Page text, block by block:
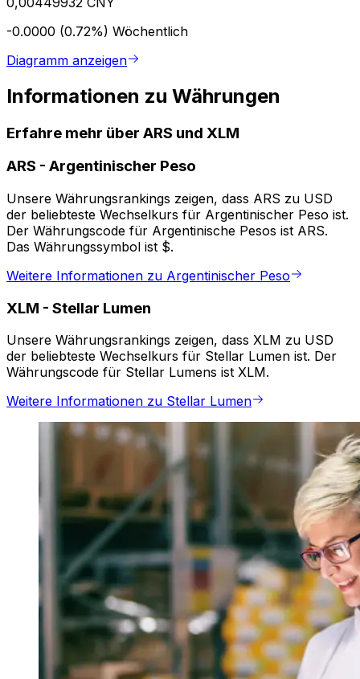
-0.0000 (0.72%) Wöchentlich
Diagramm anzeigen
Informationen zu Währungen
Erfahre mehr über ARS und XLM
ARS - Argentinischer Peso
Unsere Währungsrankings zeigen, dass ARS zu USD
der beliebteste Wechselkurs für Argentinischer Peso ist.
Der Währungscode für Argentinische Pesos ist ARS.
Das Währungssymbol ist $.
Weitere Informationen zu Argentinischer Peso
XLM - Stellar Lumen
Unsere Währungsrankings zeigen, dass XLM zu USD
der beliebteste Wechselkurs für Stellar Lumen ist. Der
Währungscode für Stellar Lumens ist XLM.
Weitere Informationen zu Stellar Lumen